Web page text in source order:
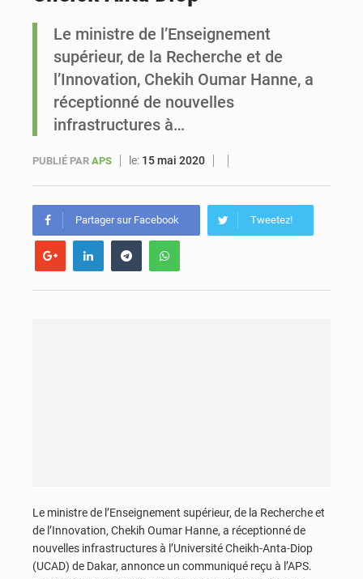
Le ministre de l’Enseignement
supérieur, de la Recherche et de
l’Innovation, Chekih Oumar Hanne, a
réceptionné de nouvelles
infrastructures à…
PUBLIÉ PAR APS le: 15 mai 2020
Partager sur Facebook Tweetez!
Le ministre de l’Enseignement supérieur, de la Recherche et
de l’Innovation, Chekih Oumar Hanne, a réceptionné de
nouvelles infrastructures à l’Université Cheikh-Anta-Diop
(UCAD) de Dakar, annonce un communiqué reçu à l’APS.